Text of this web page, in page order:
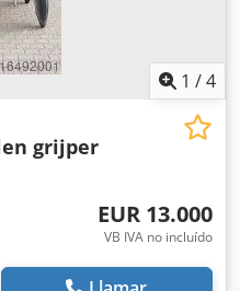
industrial • Líneas de
Alternativa ideal frente
menor manteniendo la
1 /4
grijper
EUR 13.000
VB IVA no incluído